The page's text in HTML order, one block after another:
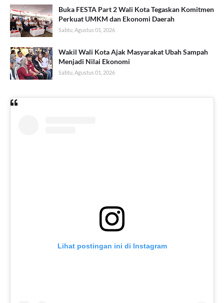
Buka FESTA Part 2 Wali Kota Tegaskan Komitmen
Perkuat UMKM dan Ekonomi Daerah
Sabtu, Agustus 01, 2026
Wakil Wali Kota Ajak Masyarakat Ubah Sampah
Menjadi Nilai Ekonomi
Sabtu, Agustus 01, 2026
Lihat postingan ini di Instagram